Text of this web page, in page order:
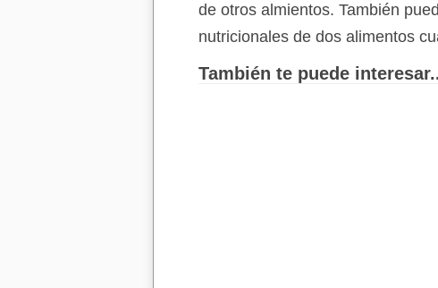
de otros almientos. También
nutricionales de dos alimentos
También te puede